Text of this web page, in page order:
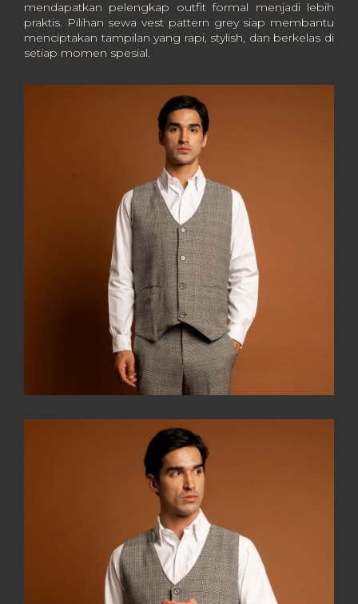
mendapatkan pelengkap outfit formal menjadi lebih
praktis. Pilihan sewa vest pattern grey siap membantu
menciptakan tampilan yang rapi, stylish, dan berkelas di
setiap momen spesial.